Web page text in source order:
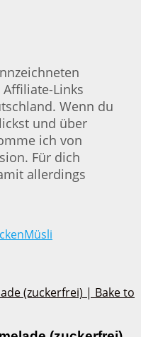
Links
Wenn du
und über
ich von
Für dich
allerdings
Müsli